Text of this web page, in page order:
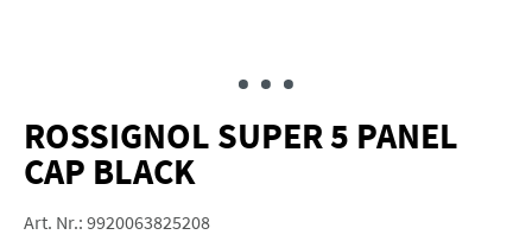
ROSSIGNOL SUPER 5 PANEL
CAP BLACK
Art. Nr.: 9920063825208